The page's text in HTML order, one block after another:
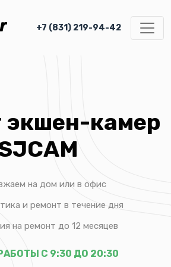
+7 (831) 219-94-42
экшен-камер
на дом или в офис
и ремонт в течение дня
на ремонт до 12 месяцев
С 9:30 ДО 20:30